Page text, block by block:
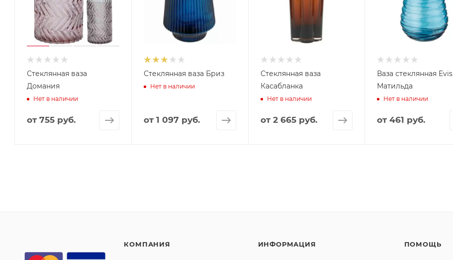
Стеклянная ваза
Домания
Нет в наличии
от 755 руб.
Стеклянная ваза Бриз
Нет в наличии
от 1 097 руб.
Стеклянная ваза
Касабланка
Нет в наличии
от 2 665 руб.
Ваза стеклянная Evis
Матильда
Нет в наличии
от461 руб.
КОМПАНИЯ ИНФОРМАЦИЯ ПОМОЩЬ